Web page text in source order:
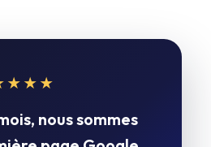
nous sommes